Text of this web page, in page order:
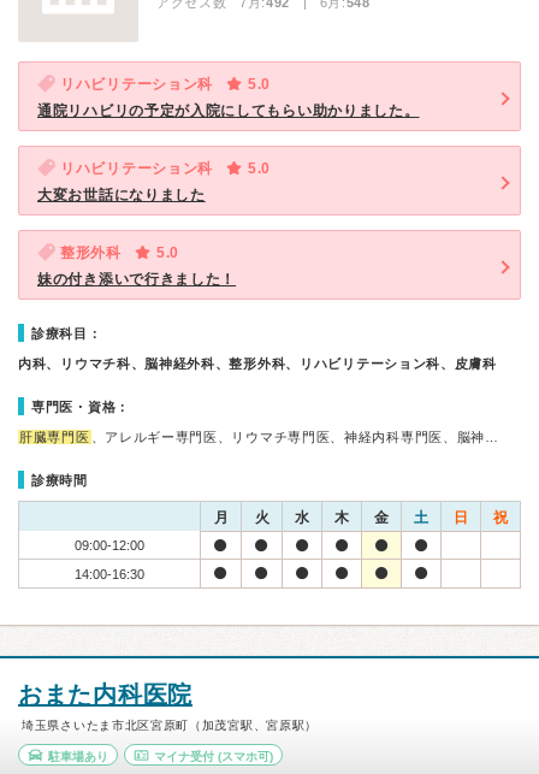
リハビリテーション科
5.0
通院リハビリの予定が入院にしてもらい助かりました。
リハビリテーション科
5.0
大変お世話になりました
整形外科
5.0
妹の付き添いで行きました！
診療科目：
内科、リウマチ科、脳神経外科、整形外科、リハビリテーション科、皮膚科
専門医・資格：
肝臓専門医 、アレルギー専門医、リウマチ専門医、神経内科専門医、脳神…
診療時間
月 火 水 木 金 土 日 祝
09:00-12:00
14:00-16:30
おまた内科医院
埼玉県さいたま市北区宮原町（加茂宮駅、宮原駅）
駐車場あり マイナ受付(スマホ可)